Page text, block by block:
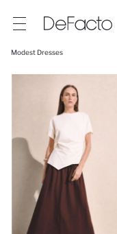
Modest Dresses